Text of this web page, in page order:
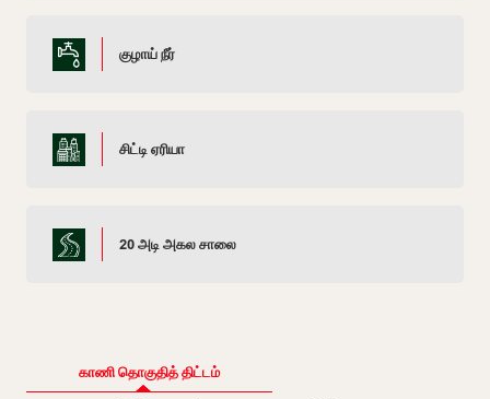
குழாய் நீர்
சிட்டி ஏரியா
20 அடி அகல சாலை
காணி தொகுதித் திட்டம்